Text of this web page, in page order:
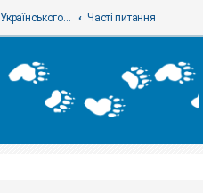
форум Українського теріологічного товариства Часті питання